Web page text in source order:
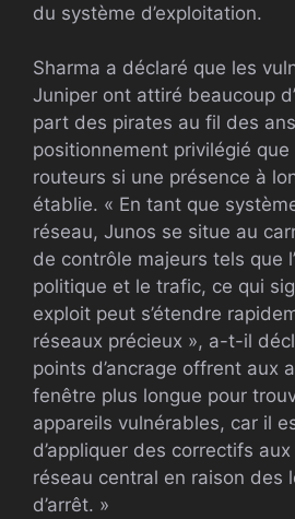
du système d’exploitation.
Sharma a déclaré que les
Juniper ont attiré beaucoup
part des pirates au fil des
positionnement privilégié
routeurs si une présence à
établie. « En tant que
réseau, Junos se situe au
de contrôle majeurs tels que
politique et le trafic, ce qui
exploit peut s’étendre
réseaux précieux », a-t-il
points d’ancrage offrent aux
fenêtre plus longue pour
appareils vulnérables, car il
d’appliquer des correctifs
réseau central en raison des
d’arrêt. »